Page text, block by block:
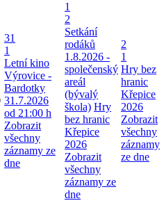
31
1
Letní kino
Výrovice -
Bardotky
31.7.2026
od 21:00 h
Zobrazit
všechny
záznamy ze
dne
1
2
Setkání
rodáků
1.8.2026 -
společenský
areál
(bývalý
škola) Hry
bez hranic
Křepice
2026
Zobrazit
všechny
záznamy ze
dne
2
1
Hry bez
hranic
Křepice
2026
Zobrazit
všechny
záznamy
ze dne